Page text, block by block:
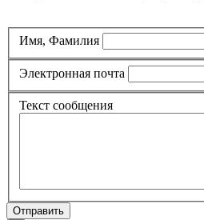
Имя, Фамилия
Электронная почта
Текст сообщения
Отправить